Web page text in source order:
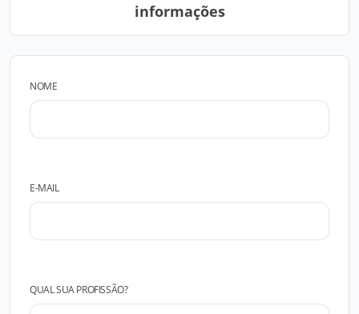
informações
NOME
E-MAIL
QUAL SUA PROFISSÃO?